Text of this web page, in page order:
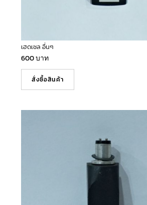
เฮดเชล อื่นๆ
600บาท
สั่งซื้อสินค้า